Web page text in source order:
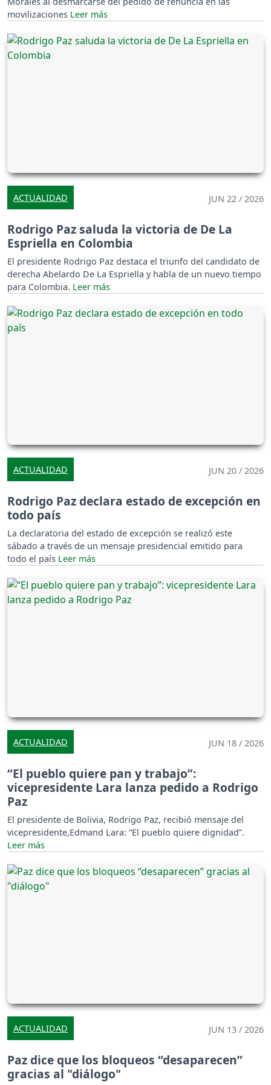
movilizaciones
ACTUALIDAD JUN 22 / 2026
Rodrigo Paz saluda la victoria de De La
Espriella en Colombia
El presidente Rodrigo Paz destaca el triunfo del candidato de
derecha Abelardo De La Espriella y habla de un nuevo tiempo
para Colombia.
ACTUALIDAD JUN 20 / 2026
Rodrigo Paz declara estado de excepción en
todo país
La declaratoria del estado de excepción se realizó este
sábado a través de un mensaje presidencial emitido para
todo el país
ACTUALIDAD JUN 18 / 2026
“El pueblo quiere pan y trabajo”:
vicepresidente Lara lanza pedido a Rodrigo
Paz
El presidente de Bolivia, Rodrigo Paz, recibió mensaje del
vicepresidente,Edmand Lara: “El pueblo quiere dignidad”.
ACTUALIDAD JUN 13 / 2026
Paz dice que los bloqueos “desaparecen”
gracias al "diálogo"